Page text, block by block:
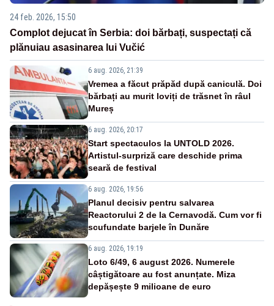
24 feb. 2026, 15:50
Complot dejucat în Serbia: doi bărbați, suspectați că
plănuiau asasinarea lui Vučić
6 aug. 2026, 21:39
Vremea a făcut prăpăd după caniculă. Doi
bărbați au murit loviți de trăsnet în râul
Mureș
6 aug. 2026, 20:17
Start spectaculos la UNTOLD 2026.
Artistul-surpriză care deschide prima
seară de festival
6 aug. 2026, 19:56
Planul decisiv pentru salvarea
Reactorului 2 de la Cernavodă. Cum vor fi
scufundate barjele în Dunăre
6 aug. 2026, 19:19
Loto 6/49, 6 august 2026. Numerele
câștigătoare au fost anunțate. Miza
depășește 9 milioane de euro